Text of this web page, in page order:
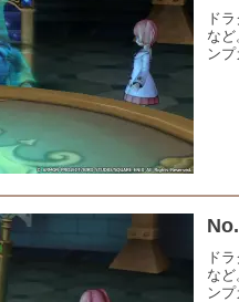
ド
な
ン
ド
な
ン